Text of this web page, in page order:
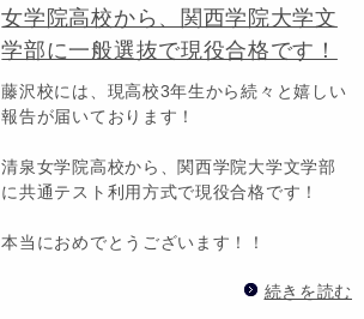
女学院高校から、関西学院大学文
学部に一般選抜で現役合格です！
藤沢校には、現高校3年生から続々と嬉しい
報告が届いております！
清泉女学院高校から、関西学院大学文学部
に共通テスト利用方式で現役合格です！
本当におめでとうございます！！
続きを読む